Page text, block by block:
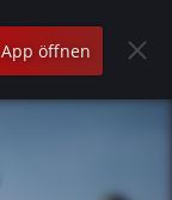
App öffnen